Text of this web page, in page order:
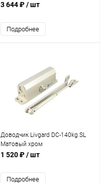
3 644 ₽/ шт
Подробнее
Доводчик Livgard DC-140kg SL
Матовый хром
1 520 ₽/ шт
Подробнее